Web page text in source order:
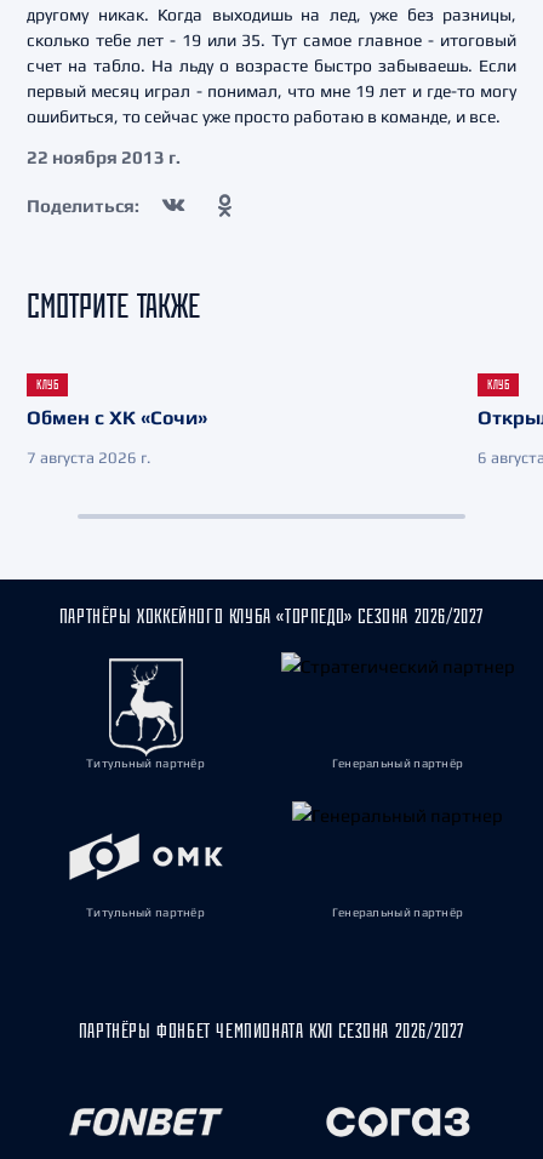
другому никак. Когда выходишь на лед, уже без разницы,
сколько тебе лет - 19 или 35. Тут самое главное - итоговый
счет на табло. На льду о возрасте быстро забываешь. Если
первый месяц играл - понимал, что мне 19 лет и где-то могу
ошибиться, то сейчас уже просто работаю в команде, и все.
22 ноября 2013 г.
Поделиться:
СМОТРИТЕ ТАКЖЕ
КЛУБ
Обмен с ХК «Сочи»
7 августа 2026 г.
КЛУБ
6
ПАРТНЁРЫ ХОККЕЙНОГО КЛУБА «ТОРПЕДО» СЕЗОНА 2026/2027
Титульный партнёр Генеральный партнёр
Титульный партнёр Генеральный партнёр
ПАРТНЁРЫ ФОНБЕТ ЧЕМПИОНАТА КХЛ СЕЗОНА 2026/2027